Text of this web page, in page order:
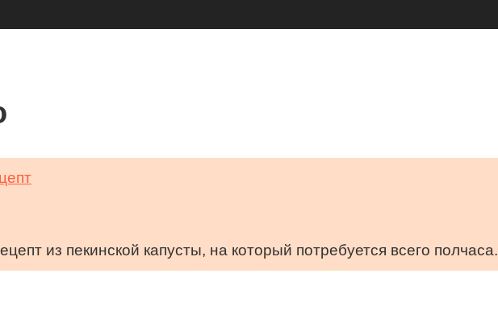
из пекинской капусты, на который потребуется всего полчаса.